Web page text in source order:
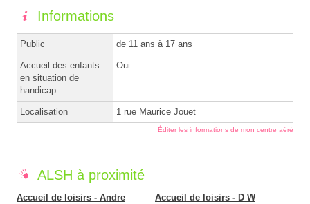
Informations
Public de 11 ans à 17 ans
Accueil des enfants
en situation de
handicap
Oui
Localisation 1 rue Maurice Jouet
Éditer les informations de mon centre aéré
ALSH à proximité
Accueil de loisirs - Andre
Accueil de loisirs - D W